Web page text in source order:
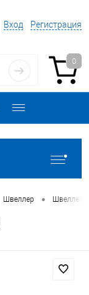
Вход Регистрация
0
Швеллер • Швеллер